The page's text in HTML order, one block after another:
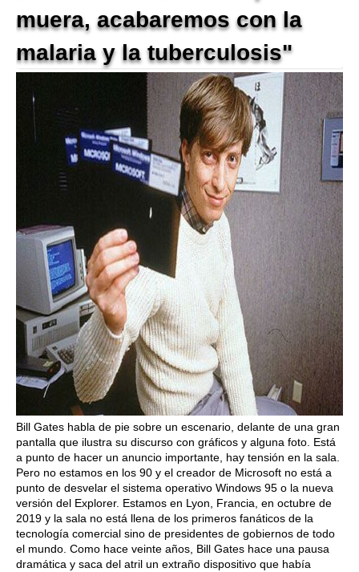
muera, acabaremos con la
malaria y la tuberculosis"
Bill Gates habla de pie sobre un escenario, delante de una gran
pantalla que ilustra su discurso con gráficos y alguna foto. Está
a punto de hacer un anuncio importante, hay tensión en la sala.
Pero no estamos en los 90 y el creador de Microsoft no está a
punto de desvelar el sistema operativo Windows 95 o la nueva
versión del Explorer. Estamos en Lyon, Francia, en octubre de
2019 y la sala no está llena de los primeros fanáticos de la
tecnología comercial sino de presidentes de gobiernos de todo
el mundo. Como hace veinte años, Bill Gates hace una pausa
dramática y saca del atril un extraño dispositivo que había